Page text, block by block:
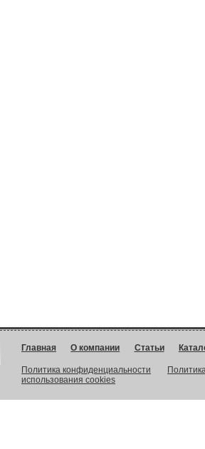
Главная О компании Статьи
Политика конфиденциальности
использования cookies